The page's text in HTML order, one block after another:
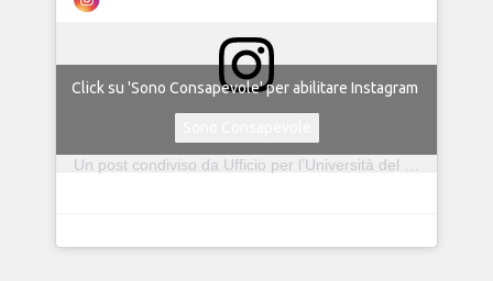
Click su 'Sono Consapevole' per abilitare Instagram